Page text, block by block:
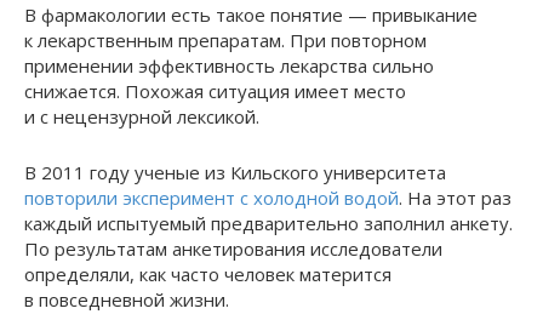
В фармакологии есть такое понятие — привыкание
к лекарственным препаратам. При повторном
применении эффективность лекарства сильно
снижается. Похожая ситуация имеет место
и с нецензурной лексикой.
В 2011 году ученые из Кильского университета
повторили эксперимент с холодной водой. На этот раз
каждый испытуемый предварительно заполнил анкету.
По результатам анкетирования исследователи
определяли, как часто человек матерится
в повседневной жизни.